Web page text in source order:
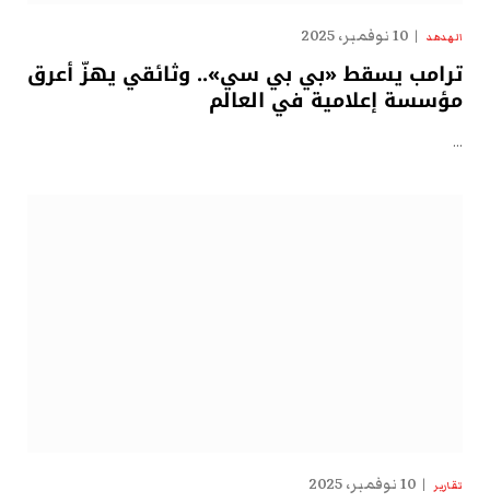
الهدهد 10 نوفمبر، 2025
ترامب يسقط «بي بي سي».. وثائقي يهزّ أعرق
مؤسسة إعلامية في العالم
…
تقارير 10 نوفمبر، 2025